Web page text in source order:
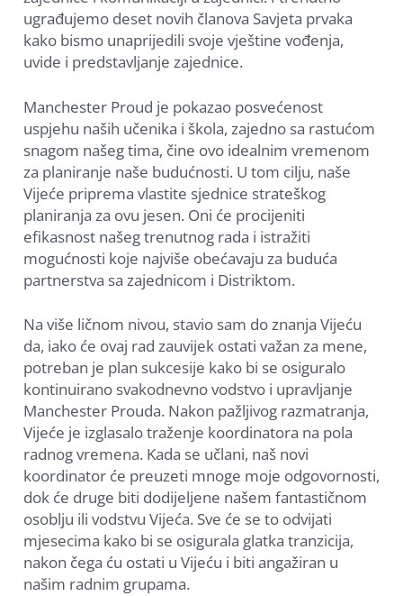
ugrađujemo deset novih članova Savjeta prvaka
kako bismo unaprijedili svoje vještine vođenja,
uvide i predstavljanje zajednice.
Manchester Proud je pokazao posvećenost
uspjehu naših učenika i škola, zajedno sa rastućom
snagom našeg tima, čine ovo idealnim vremenom
za planiranje naše budućnosti. U tom cilju, naše
Vijeće priprema vlastite sjednice strateškog
planiranja za ovu jesen. Oni će procijeniti
efikasnost našeg trenutnog rada i istražiti
mogućnosti koje najviše obećavaju za buduća
partnerstva sa zajednicom i Distriktom.
Na više ličnom nivou, stavio sam do znanja Vijeću
da, iako će ovaj rad zauvijek ostati važan za mene,
potreban je plan sukcesije kako bi se osiguralo
kontinuirano svakodnevno vodstvo i upravljanje
Manchester Prouda. Nakon pažljivog razmatranja,
Vijeće je izglasalo traženje koordinatora na pola
radnog vremena. Kada se učlani, naš novi
koordinator će preuzeti mnoge moje odgovornosti,
dok će druge biti dodijeljene našem fantastičnom
osoblju ili vodstvu Vijeća. Sve će se to odvijati
mjesecima kako bi se osigurala glatka tranzicija,
nakon čega ću ostati u Vijeću i biti angažiran u
našim radnim grupama.